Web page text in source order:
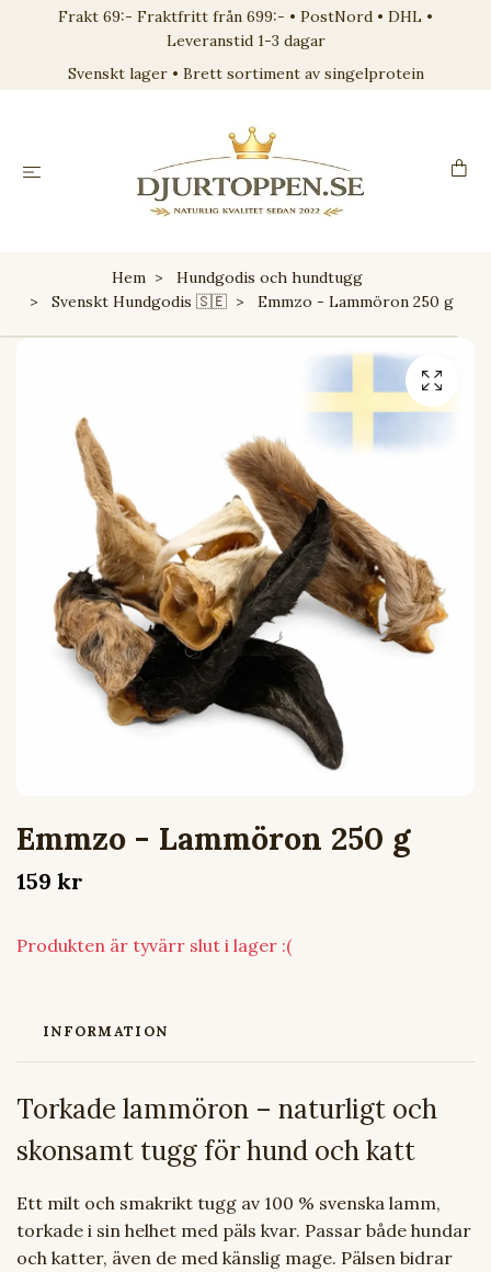
Frakt 69:- Fraktfritt från 699:- • PostNord • DHL •
Leveranstid 1-3 dagar
Svenskt lager • Brett sortiment av singelprotein
Hem
Hundgodis och hundtugg
Svenskt Hundgodis 🇸🇪
Emmzo - Lammöron 250 g
Emmzo - Lammöron 250 g
159 kr
Produkten är tyvärr slut i lager :(
INFORMATION
Torkade lammöron – naturligt och
skonsamt tugg för hund och katt
Ett milt och smakrikt tugg av 100 % svenska lamm,
torkade i sin helhet med päls kvar. Passar både hundar
och katter, även de med känslig mage. Pälsen bidrar